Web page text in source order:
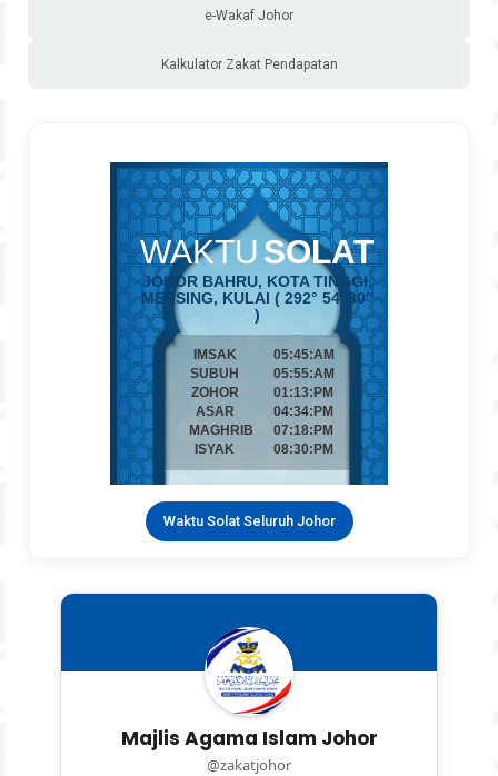
e-Wakaf Johor
Kalkulator Zakat Pendapatan
Waktu Solat Seluruh Johor
Majlis Agama Islam Johor
@zakatjohor